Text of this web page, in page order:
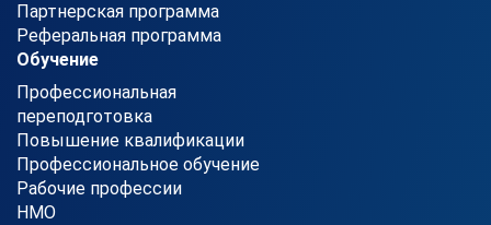
Партнерская программа
Реферальная программа
Обучение
Профессиональная
переподготовка
Повышение квалификации
Профессиональное обучение
Рабочие профессии
НМО